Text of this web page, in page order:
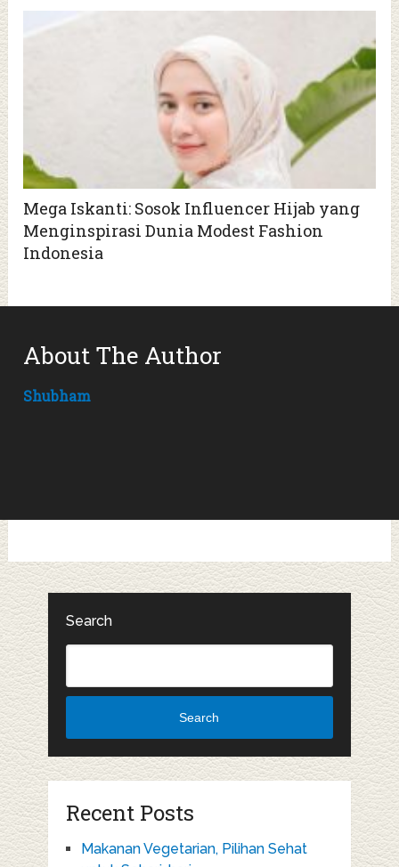
Mega Iskanti: Sosok Influencer Hijab yang
Menginspirasi Dunia Modest Fashion
Indonesia
About The Author
Shubham
Search
Search
Recent Posts
Makanan Vegetarian, Pilihan Sehat